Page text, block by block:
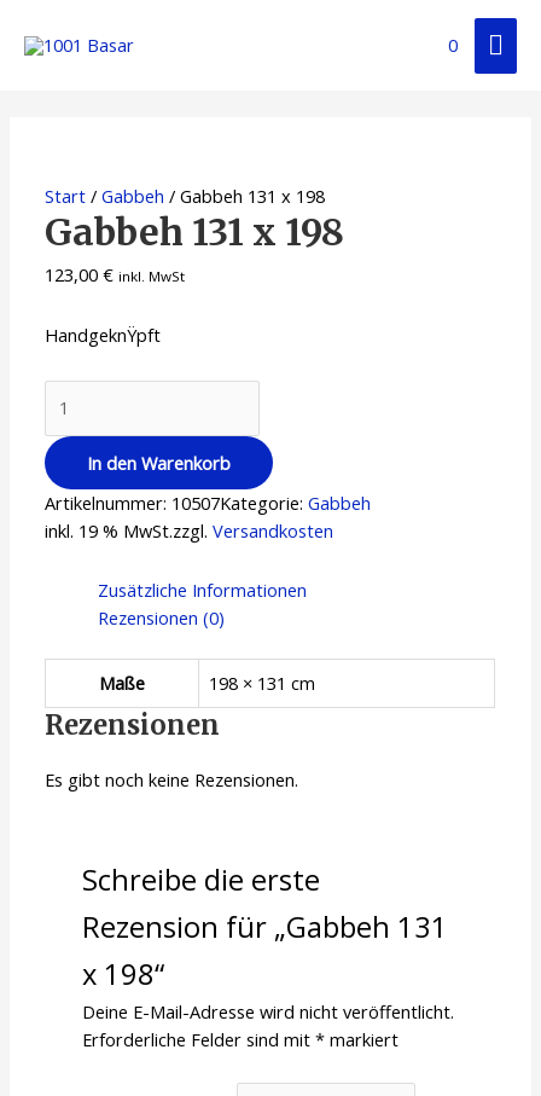
0
Start /Gabbeh / Gabbeh 131 x 198
Gabbeh 131 x 198
123,00€ inkl. MwSt
HandgeknŸpft
In den Warenkorb
Artikelnummer: 10507Kategorie:Gabbeh
inkl. 19 % MwSt.zzgl.Versandkosten
Zusätzliche Informationen
Rezensionen (0)
Maße 198 × 131 cm
Rezensionen
Es gibt noch keine Rezensionen.
Schreibe die erste
Rezension für „Gabbeh 131
x 198“
Deine E-Mail-Adresse wird nicht veröffentlicht.
Erforderliche Felder sind mit* markiert